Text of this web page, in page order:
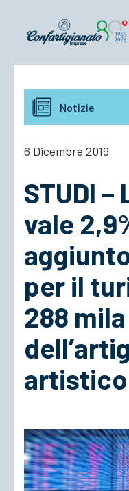
Notizie e Documenti
Confartigianato
Cosa Facciamo
ACCEDI
Notizie
6 Dicembre 2019
STUDI
vale
per il
288
artistico